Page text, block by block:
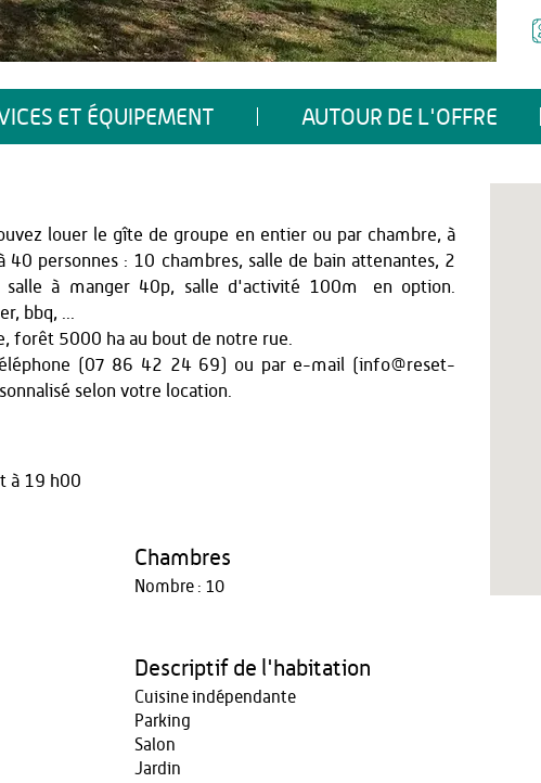
ET ÉQUIPEMENT AUTOUR DE L'OFFRE
louer le gîte de groupe en entier ou par chambre, à
personnes : 10 chambres, salle de bain attenantes, 2
salle à manger 40p, salle d'activité 100m² en option.
bbq, ...
forêt 5000 ha au bout de notre rue.
(07 86 42 24 69) ou par e-mail (info@reset-
selon votre location.
à 19 h00
Chambres
Nombre : 10
Descriptif de l'habitation
Cuisine indépendante
Parking
Salon
Jardin